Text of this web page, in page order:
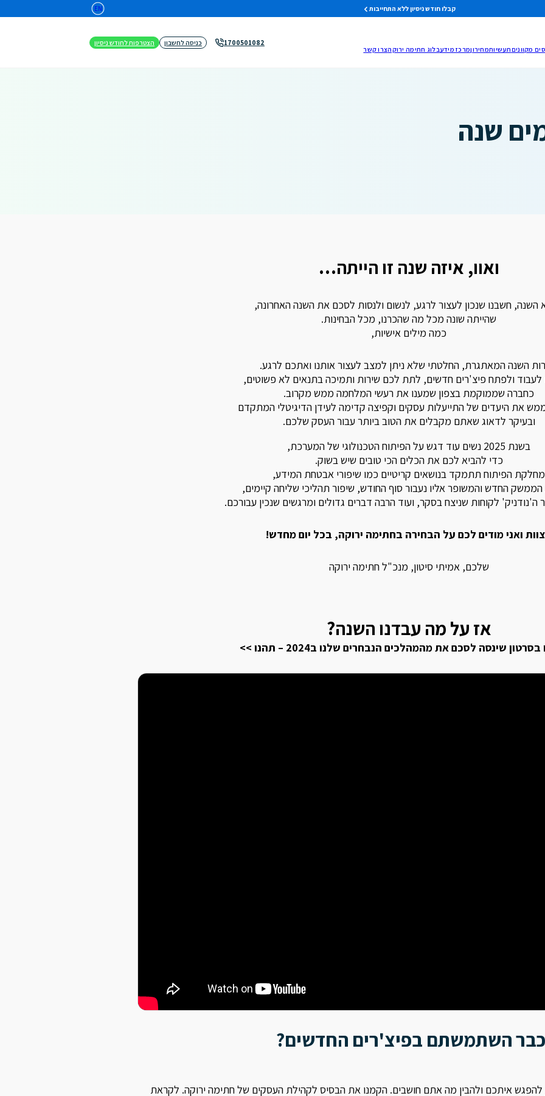
קבלו חודש ניסיון ללא התחייבות EN
מקוונים תעשיותמחירוןמרכז מידעבלוג חתימה ירוקהצרו קשר
1700501082 כניסה לחשבון הצטרפות לחודש ניסיון
שנה
ואוו, איזה שנה זו הייתה…
השנה, חשבנו שנכון לעצור לרגע, לנשום ולנסות לסכם את השנה האחרונה,
שהייתה שונה מכל מה שהכרנו, מכל הבחינות.
כמה מילים אישיות,
השנה המאתגרת, החלטתי שלא ניתן למצב לעצור אותנו ואתכם לרגע.
לעבוד ולפתח פיצ'רים חדשים, לתת לכם שירות ותמיכה בתנאים לא פשוטים,
כחברה שממוקמת בצפון שמענו את רעשי המלחמה ממש מקרוב.
את היעדים של התייעלות עסקים וקפיצה קדימה לעידן הדיגיטלי המתקדם
ובעיקר לדאוג שאתם מקבלים את הטוב ביותר עבור העסק שלכם.
בשנת 2025 נשים עוד דגש על הפיתוח הטכנולוגי של המערכת,
כדי להביא לכם את הכלים הכי טובים שיש בשוק.
מחלקת הפיתוח תתמקד בנושאים קריטיים כמו שיפורי אבטחת המידע,
החדש והמשופר אליו נעבור סוף החודש, שיפור תהליכי שליחה קיימים,
ה'נודניק' לקוחות שניצח בסקר, ועוד הרבה דברים גדולים ומרגשים שנכין עבורכם.
ואני מודים לכם על הבחירה בחתימה ירוקה, בכל יום מחדש!
שלכם, אמיתי סיטון, מנכ"ל חתימה ירוקה
אז על מה עבדנו השנה?
שינסה לסכם את מהמהלכים הנבחרים שלנו ב2024 – תהנו >>
כברהשתמשתם בפיצ'רים החדשים?
איתכם ולהבין מה אתם חושבים. הקמנו את הבסיס לקהילת העסקים של חתימה ירוקה. לקראת